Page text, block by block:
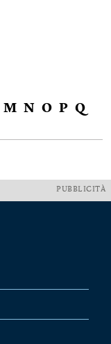
M N O P Q
PUBBLICITÀ